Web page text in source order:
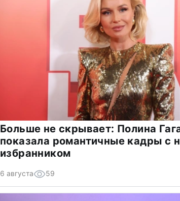
Больше не скрывает: Полина
показала романтичные кадры с
избранником
6 августа 59